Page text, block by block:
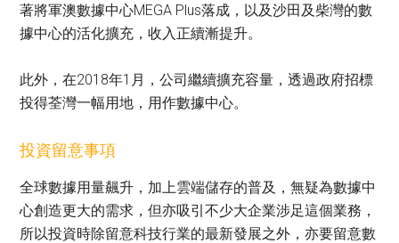
著將軍澳數據中心MEGA Plus落成，以及沙田及柴灣的數
據中心的活化擴充，收入正續漸提升。
此外，在2018年1月，公司繼續擴充容量，透過政府招標
投得荃灣一幅用地，用作數據中心。
投資留意事項
全球數據用量飆升，加上雲端儲存的普及，無疑為數據中
心創造更大的需求，但亦吸引不少大企業涉足這個業務，
所以投資時除留意科技行業的最新發展之外，亦要留意數